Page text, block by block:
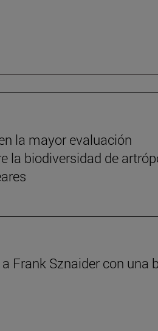
la mayor evaluación
la biodiversidad de
Frank Sznaider con una